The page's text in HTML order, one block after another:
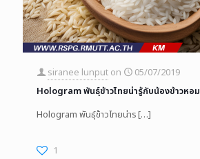
siranee lunput on
05/07/2019
Hologram พันธุ์ข้าวไทยน่ารู้กับน้องข้าวหอม
Hologram พันธุ์ข้าวไทยน่าร[…]
1